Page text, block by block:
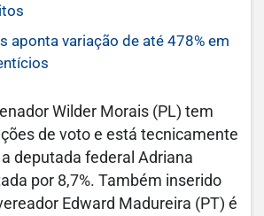
aponta variação de até 478% em
Wilder Morais (PL) tem
de voto e está tecnicamente
deputada federal Adriana
por 8,7%. Também inserido
Edward Madureira (PT) é